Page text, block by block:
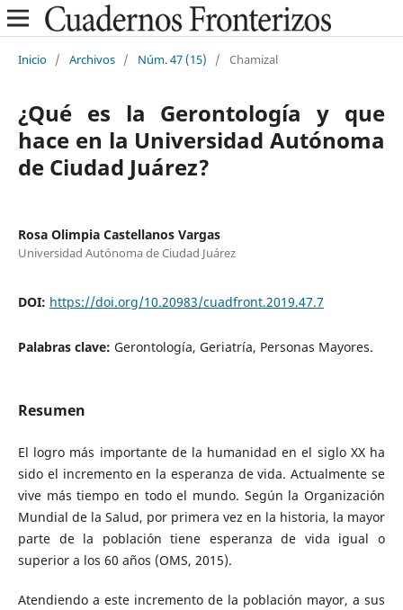
Inicio / Archivos / Núm. 47 (15) / Chamizal
¿Qué es la Gerontología y que
hace en la Universidad Autónoma
de Ciudad Juárez?
Rosa Olimpia Castellanos Vargas
Universidad Autónoma de Ciudad Juárez
DOI: https://doi.org/10.20983/cuadfront.2019.47.7
Palabras clave: Gerontología, Geriatría, Personas Mayores.
Resumen
El logro más importante de la humanidad en el siglo XX ha
sido el incremento en la esperanza de vida. Actualmente se
vive más tiempo en todo el mundo. Según la Organización
Mundial de la Salud, por primera vez en la historia, la mayor
parte de la población tiene esperanza de vida igual o
superior a los 60 años (OMS, 2015).
Atendiendo a este incremento de la población mayor, a sus